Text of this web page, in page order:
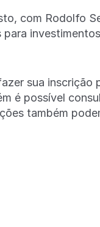
com Rodolfo
sua inscrição
é possível
também